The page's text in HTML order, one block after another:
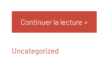
Continuer la lecture
Uncategorized